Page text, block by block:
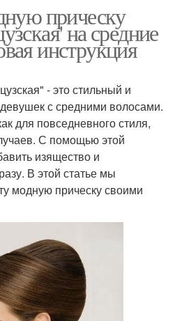
прическу
на средние
инструкция
- это стильный и
с средними волосами.
для повседневного стиля,
С помощью этой
изящество и
В этой статье мы
модную прическу своими